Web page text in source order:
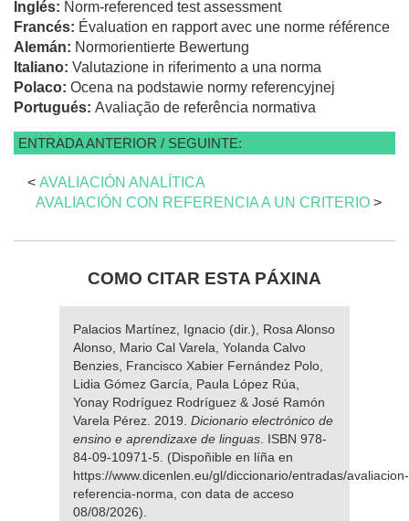
Inglés: Norm-referenced test assessment
Francés: Évaluation en rapport avec une norme référence
Alemán: Normorientierte Bewertung
Italiano: Valutazione in riferimento a una norma
Polaco: Ocena na podstawie normy referencyjnej
Portugués: Avaliação de referência normativa
ENTRADA ANTERIOR / SEGUINTE:
< AVALIACIÓN ANALÍTICA
AVALIACIÓN CON REFERENCIA A UN CRITERIO >
COMO CITAR ESTA PÁXINA
Palacios Martínez, Ignacio (dir.), Rosa Alonso
Alonso, Mario Cal Varela, Yolanda Calvo
Benzies, Francisco Xabier Fernández Polo,
Lidia Gómez García, Paula López Rúa,
Yonay Rodríguez Rodríguez & José Ramón
Varela Pérez. 2019. Dicionario electrónico de
ensino e aprendizaxe de linguas . ISBN 978-
84-09-10971-5. (Dispoñible en líña en
https://www.dicenlen.eu/gl/diccionario/entradas/avaliacion-
referencia-norma, con data de acceso
08/08/2026).